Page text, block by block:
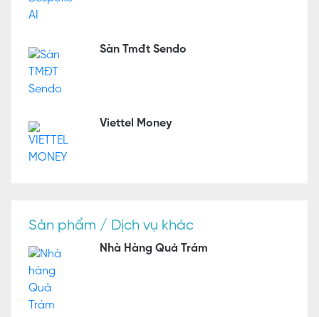
Sàn Tmđt Sendo
Viettel Money
Sản phẩm / Dịch vụ khác
Nhà Hàng Quả Trám